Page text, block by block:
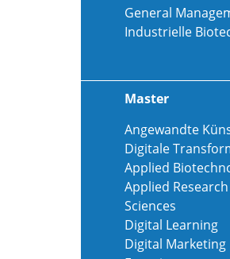
General
Industrielle
Master
Angewandte
Digitale
Applied
Applied
Sciences
Digital Learning
Digital Marketing